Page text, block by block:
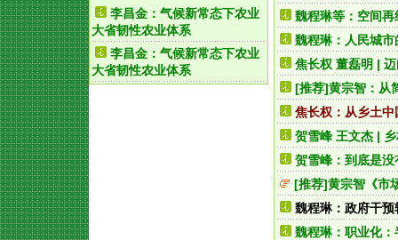
魏程琳等：空间
魏程琳：人民城
焦长权 董磊明 |
[推荐]黄宗智：从
焦长权：从乡土
贺雪峰 王文杰 |
贺雪峰：到底是
[推荐]黄宗智《市
魏程琳：政府干
魏程琳：职业化
李昌金：气候新常态下农业
大省韧性农业体系
李昌金：气候新常态下农业
大省韧性农业体系